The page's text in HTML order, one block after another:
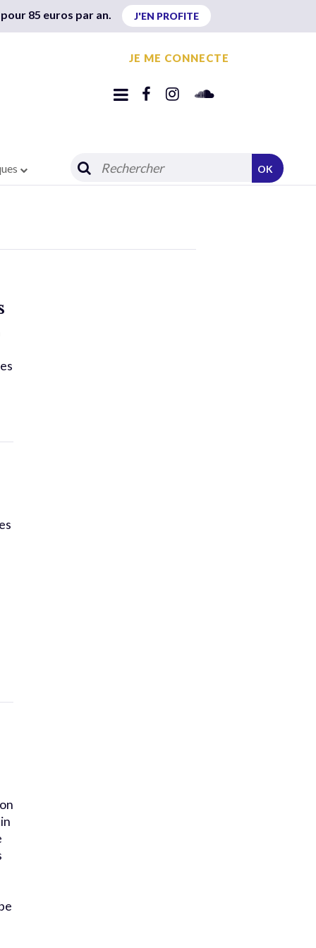
85 euros par an. J'EN PROFITE
JE ME CONNECTE
OK